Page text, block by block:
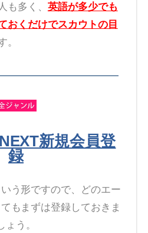
も多く、 英語が多少でも
おくだけでスカウトの目
。
新規会員登
録
う形ですので、どのエー
もまずは登録しておきま
ょう。